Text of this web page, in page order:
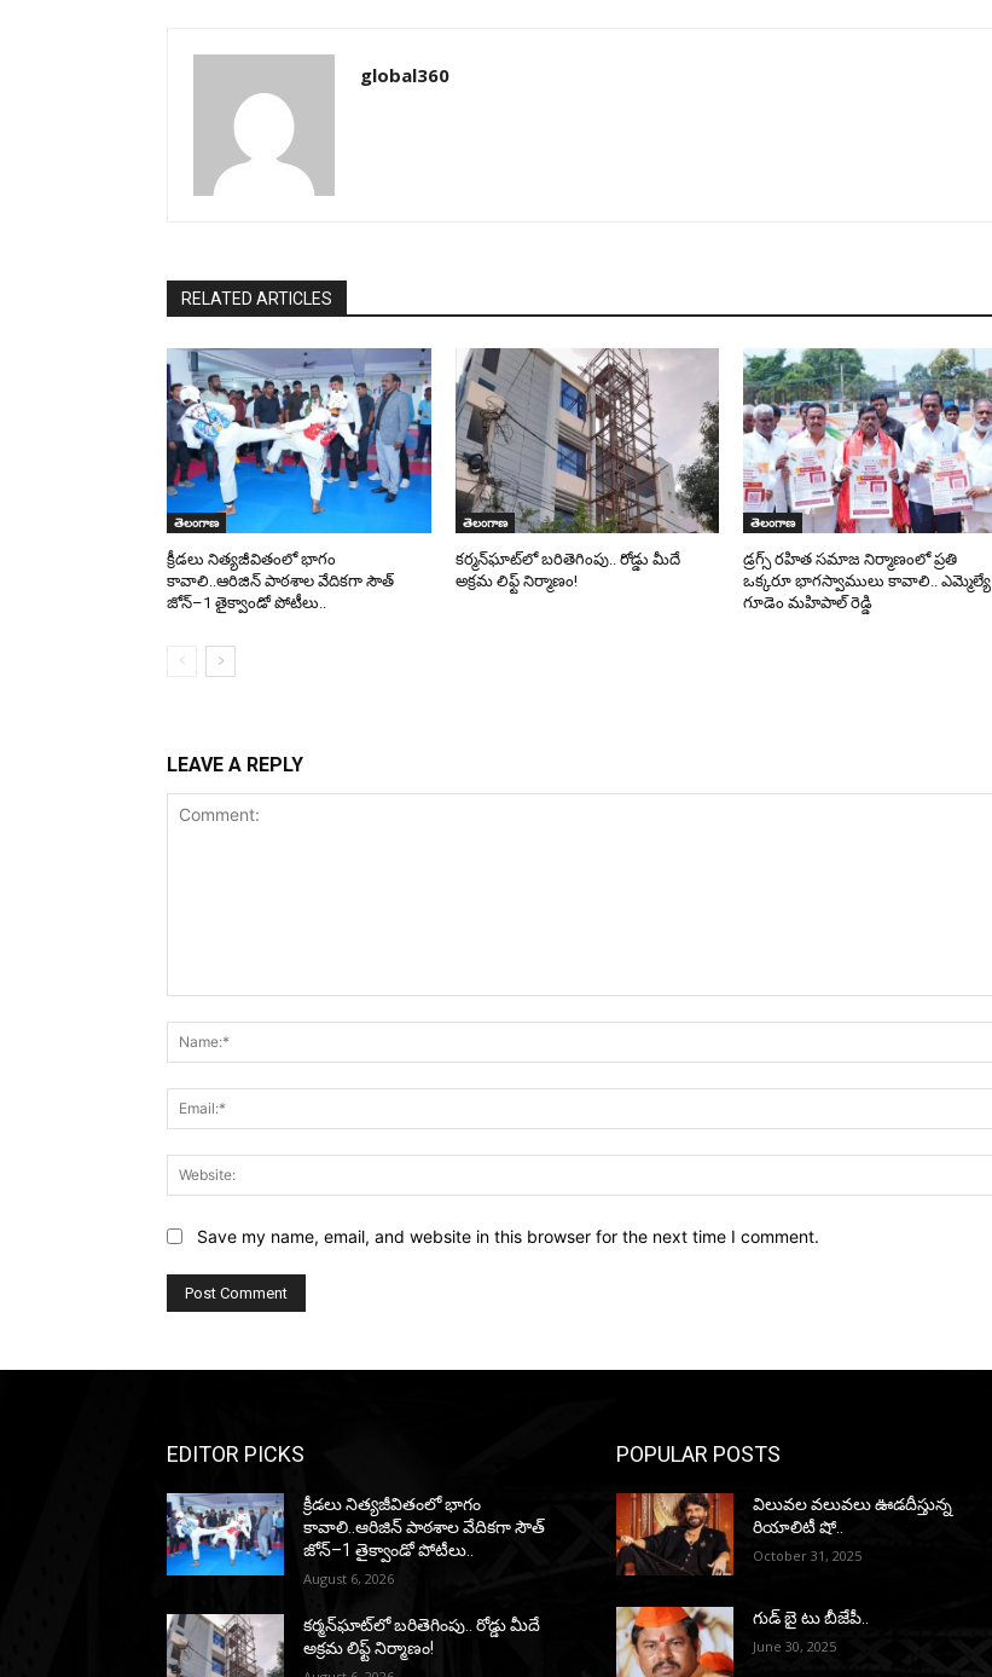
global360
RELATED ARTICLES
తెలంగాణ
క్రీడలు నిత్యజీవితంలో భాగం
కావాలి..ఆరిజిన్ పాఠశాల వేదికగా సౌత్
జోన్–1 తైక్వాండో పోటీలు..
తెలంగాణ
కర్మన్‌ఘాట్‌లో బరితెగింపు.. రోడ్డు మీదే
అక్రమ లిఫ్ట్ నిర్మాణం!
తెలంగాణ
డ్రగ్స్ రహిత సమాజ నిర్మాణంలో ప్రతి
ఒక్కరూ భాగస్వాములు కావాలి.. ఎమ్మెల్యే
గూడెం మహిపాల్ రెడ్డి
LEAVE A REPLY
Save my name, email, and website in this browser for the next time I comment.
EDITOR PICKS
క్రీడలు నిత్యజీవితంలో భాగం
కావాలి..ఆరిజిన్ పాఠశాల వేదికగా సౌత్
జోన్–1 తైక్వాండో పోటీలు..
August 6, 2026
కర్మన్‌ఘాట్‌లో బరితెగింపు.. రోడ్డు మీదే
అక్రమ లిఫ్ట్ నిర్మాణం!
POPULAR POSTS
విలువల వలువలు ఊడదీస్తున్న
రియాలిటీ షో..
October 31, 2025
గుడ్ బై టు బీజేపీ..
June 30, 2025